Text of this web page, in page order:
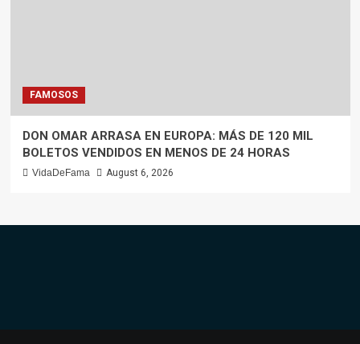
FAMOSOS
DON OMAR ARRASA EN EUROPA: MÁS DE 120 MIL
BOLETOS VENDIDOS EN MENOS DE 24 HORAS
VidaDeFama August 6, 2026